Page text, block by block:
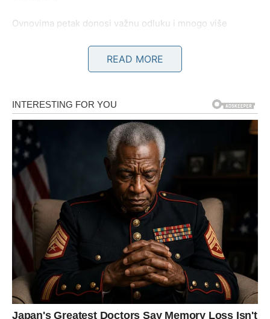
Ovnovima petak donosi važnu odluku i mnogo više
Jedna situacija sada vam pokazuje šta zaista trebate
Sudbina vas usmjerava prema
velikoj promjeni
Pred vama su veoma važni trenuci.
BIK
Bikovima dolazi emotivni mir i osjećaj sigurnosti.
Jedna osoba sada vam pokazuje koliko joj značite i koliko
želi biti dio vašeg života.
READ MORE